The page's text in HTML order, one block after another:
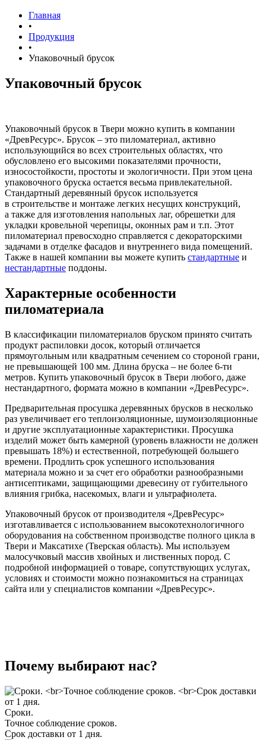
Главная
•
Продукция
•
Упаковочный брусок
Упаковочный брусок
Упаковочный брусок в Твери можно купить в компании
«ДревРесурс». Брусок – это пиломатериал, активно
использующийся во всех строительных областях, что
обусловлено его высокими показателями прочности,
износостойкости, простоты и экологичности. При этом цена
упаковочного бруска остается весьма привлекательной.
Стандартный деревянный брусок используется
в строительстве и монтаже легких несущих конструкций,
а также для изготовления напольных лаг, обрешетки для
укладки кровельной черепицы, оконных рам и т.п. Этот
пиломатериал превосходно справляется с декораторскими
задачами в отделке фасадов и внутреннего вида помещений.
Также в нашей компании вы можете купить стандартные и
нестандартные поддоны.
Характерные особенности
пиломатериала
В классификации пиломатериалов бруском принято считать
продукт распиловки досок, который отличается
прямоугольным или квадратным сечением со стороной грани,
не превышающей 100 мм. Длина бруска – не более 6-ти
метров. Купить упаковочный брусок в Твери любого, даже
нестандартного, формата можно в компании «ДревРесурс».
Предварительная просушка деревянных брусков в несколько
раз увеличивает его теплоизоляционные, шумоизоляционные
и другие эксплуатационные характеристики. Просушка
изделий может быть камерной (уровень влажности не должен
превышать 18%) и естественной, потребующей большего
времени. Продлить срок успешного использования
материала можно и за счет его обработки разнообразными
антисептиками, защищающими древесину от губительного
влияния грибка, насекомых, влаги и ультрафиолета.
Упаковочный брусок от производителя «ДревРесурс»
изготавливается с использованием высокотехнологичного
оборудования на собственном производстве полного цикла в
Твери и Максатихе (Тверская область). Мы используем
малосучковый массив хвойных и лиственных пород. С
подробной информацией о товаре, сопутствующих услугах,
условиях и стоимости можно познакомиться на страницах
сайта или у специалистов компании «ДревРесурс».
Почему выбирают нас?
Сроки.
Точное соблюдение сроков.
Срок доставки от 1 дня.